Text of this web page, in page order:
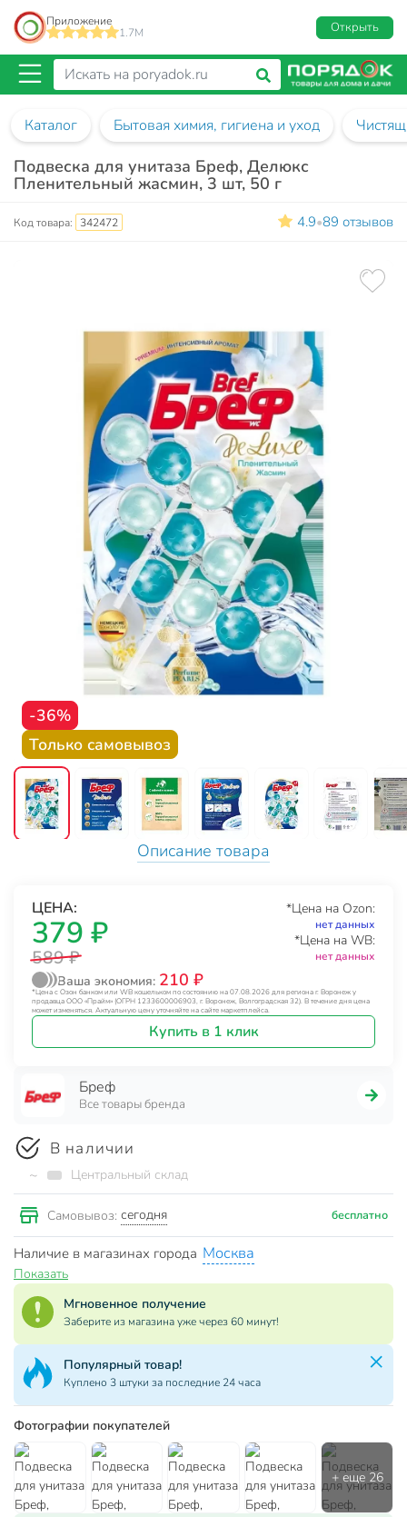
Приложение
1.7M
Открыть
Каталог Бытовая химия, гигиена и уход
Подвеска для унитаза Бреф, Делюкс
Пленительный жасмин, 3 шт, 50 г
Код товара: 342472 4.9•89 отзывов
-36%
Только самовывоз
Описание товара
ЦЕНА:
379 ₽
589 ₽
*Цена на Ozon:
нет данных
*Цена на WB:
нет данных
Ваша экономия: 210 ₽
*Цена с Озон банком или WB кошельком по состоянию на 07.08.2026 для региона г. Воронеж у
продавца ООО «Прайм» (ОГРН 1233600006903, г. Воронеж, Волгоградская 32). В течение дня цена
может изменяться. Актуальную цену уточняйте на сайте маркетплейса.
Купить в 1 клик
Бреф
Все товары бренда
В наличии
~ Центральный склад
Самовывоз: сегодня бесплатно
Наличие в магазинах города Москва
Показать
Мгновенное получение
Заберите из магазина уже через 60 минут!
Популярный товар!
Куплено 3 штуки за последние 24 часа
Фотографии покупателей